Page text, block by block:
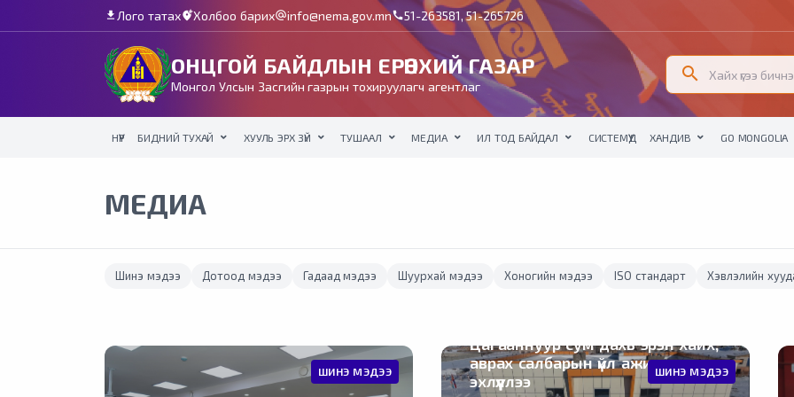
download Лого татахadd_location_altХолбоо барихalternate_emailinfo@nema.gov.mncall51-263581, 51-265726
ОНЦГОЙ БАЙДЛЫН ЕРӨНХИЙ ГАЗАР
Монгол Улсын Засгийн газрын тохируулагч агентлаг
search
НҮҮР БИДНИЙ ТУХАЙ ХУУЛЬ ЭРХ ЗҮЙ ТУШААЛ МЕДИА ИЛ ТОД БАЙДАЛ СИСТЕМҮҮД ХАНДИВ GO MONGOLIA
МЕДИА
Шинэ мэдээ Дотоод мэдээ Гадаад мэдээ Шуурхай мэдээ Хоногийн мэдээ ISO стандарт Хэвлэлийн
ШИНЭ МЭДЭЭ ШИНЭ МЭДЭЭ
Цагааннуур сум дахь эрэн хайх,
аврах салбарын үйл ажиллагааг
эхлүүллээ